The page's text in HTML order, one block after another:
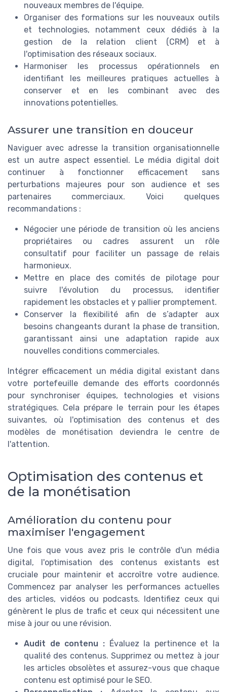
nouveaux membres de l'équipe.
Organiser des formations sur les nouveaux outils
et technologies, notamment ceux dédiés à la
gestion de la relation client (CRM) et à
l'optimisation des réseaux sociaux.
Harmoniser les processus opérationnels en
identifiant les meilleures pratiques actuelles à
conserver et en les combinant avec des
innovations potentielles.
Assurer une transition en douceur
Naviguer avec adresse la transition organisationnelle
est un autre aspect essentiel. Le média digital doit
continuer à fonctionner efficacement sans
perturbations majeures pour son audience et ses
partenaires commerciaux. Voici quelques
recommandations :
Négocier une période de transition où les anciens
propriétaires ou cadres assurent un rôle
consultatif pour faciliter un passage de relais
harmonieux.
Mettre en place des comités de pilotage pour
suivre l'évolution du processus, identifier
rapidement les obstacles et y pallier promptement.
Conserver la flexibilité afin de s’adapter aux
besoins changeants durant la phase de transition,
garantissant ainsi une adaptation rapide aux
nouvelles conditions commerciales.
Intégrer efficacement un média digital existant dans
votre portefeuille demande des efforts coordonnés
pour synchroniser équipes, technologies et visions
stratégiques. Cela prépare le terrain pour les étapes
suivantes, où l'optimisation des contenus et des
modèles de monétisation deviendra le centre de
l'attention.
Optimisation des contenus et
de la monétisation
Amélioration du contenu pour
maximiser l'engagement
Une fois que vous avez pris le contrôle d'un média
digital, l'optimisation des contenus existants est
cruciale pour maintenir et accroître votre audience.
Commencez par analyser les performances actuelles
des articles, vidéos ou podcasts. Identifiez ceux qui
génèrent le plus de trafic et ceux qui nécessitent une
mise à jour ou une révision.
Audit de contenu :Évaluez la pertinence et la
qualité des contenus. Supprimez ou mettez à jour
les articles obsolètes et assurez-vous que chaque
contenu est optimisé pour le SEO.